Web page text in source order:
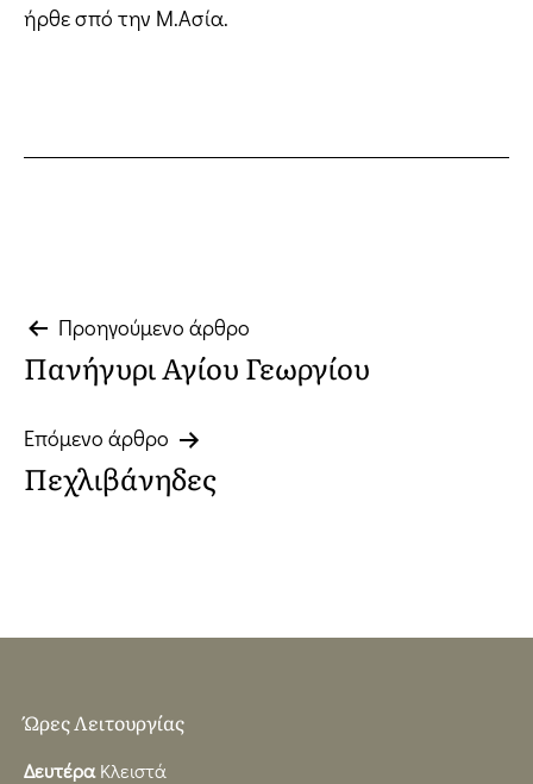
ήρθε σπό την Μ.Ασία.
Πλοήγηση
άρθρων
Προηγούμενο άρθρο
Πανήγυρι Αγίου Γεωργίου
Επόμενο άρθρο
Πεχλιβάνηδες
Ώρες Λειτουργίας
Δευτέρα Κλειστά